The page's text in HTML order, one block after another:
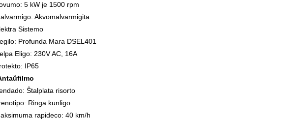
5 kW je 1500 rpm
Akvomalvarmigita
Sistemo
Profunda Mara DSEL401
Eligo: 230V AC, 16A
IP65
Ŝtalplata risorto
Ringa kunligo
rapideco: 40 km/h